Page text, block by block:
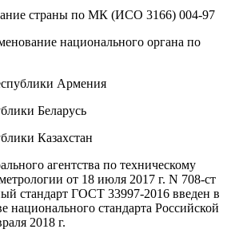
страны по МК (ИСО 3166) 004-97
национального органа по
Армения
Беларусь
Казахстан
агентства по техническому
от 18 июля 2017 г. N 708-ст
стандарт ГОСТ 33997-2016 введен в
национального стандарта Российской
2018 г.